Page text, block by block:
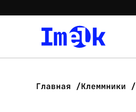
Главная Клеммники